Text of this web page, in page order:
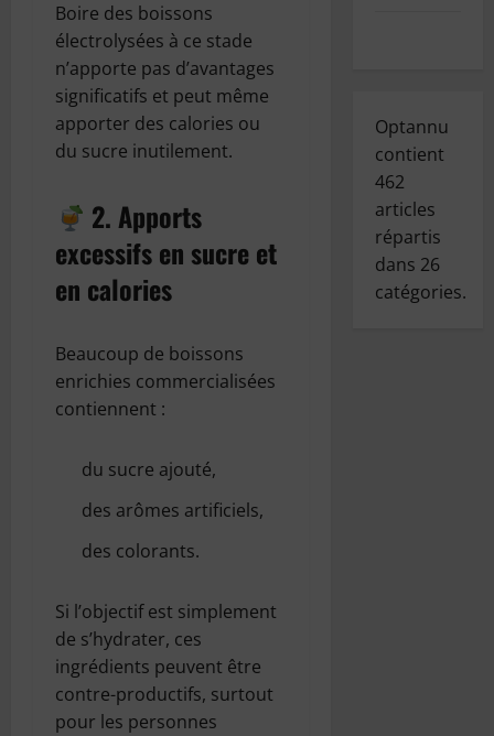
Boire des boissons
électrolysées à ce stade
n’apporte pas d’avantages
significatifs et peut même
apporter des calories ou
du sucre inutilement.
2. Apports
excessifs en sucre et
en calories
Beaucoup de boissons
enrichies commercialisées
contiennent :
du sucre ajouté,
des arômes artificiels,
des colorants.
Si l’objectif est simplement
de s’hydrater, ces
ingrédients peuvent être
contre-productifs, surtout
pour les personnes
Optannu
contient
462
articles
répartis
dans 26
catégories.